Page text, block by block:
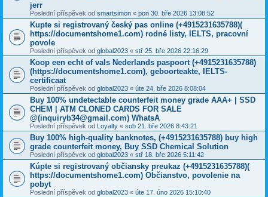
jerr
Poslední příspěvek od smartsimon « pon 30. bře 2026 13:08:52
Kupte si registrovaný český pas online (+4915231635788)(
https://documentshome1.com) rodné listy, IELTS, pracovní
povole
Poslední příspěvek od global2023 « stř 25. bře 2026 22:16:29
Koop een echt of vals Nederlands paspoort (+4915231635788)
(https://documentshome1.com), geboorteakte, IELTS-
certificaat
Poslední příspěvek od global2023 « úte 24. bře 2026 8:08:04
Buy 100% undetectable counterfeit money grade AAA+ | SSD
CHEM | ATM CLONED CARDS FOR SALE
@(inquiryb34@gmail.com) WhatsA
Poslední příspěvek od Loyalty « sob 21. bře 2026 8:43:21
Buy 100% high-quality banknotes, ‪(+4915231635788‬) buy high
grade counterfeit money, Buy SSD Chemical Solution
Poslední příspěvek od global2023 « stř 18. bře 2026 5:11:42
Kúpte si registrovaný občiansky preukaz (+4915231635788)(
https://documentshome1.com) Občianstvo, povolenie na
pobyt
Poslední příspěvek od global2023 « úte 17. úno 2026 15:10:40